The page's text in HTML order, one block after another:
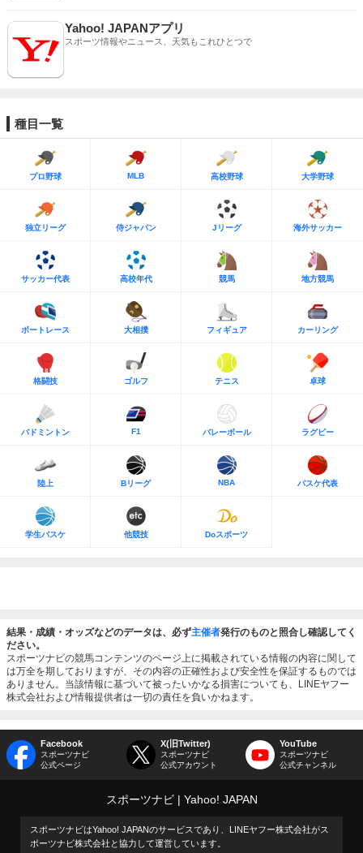
Yahoo! JAPANアプリ
スポーツ情報やニュース、天気もこれひとつで
種目一覧
プロ野球 MLB 高校野球 大学野球
独立リーグ 侍ジャパン Jリーグ 海外サッカー
サッカー代表 高校年代 競馬 地方競馬
ボートレース 大相撲 フィギュア カーリング
格闘技 ゴルフ テニス 卓球
バドミントン F1 バレーボール ラグビー
陸上 Bリーグ NBA バスケ代表
学生バスケ 他競技 Doスポーツ
結果・成績・オッズなどのデータは、必ず主催者発行のものと照合し確認してく
ださい。
スポーツナビの競馬コンテンツのページ上に掲載されている情報の内容に関して
は万全を期しておりますが、その内容の正確性および安全性を保証するものでは
ありません。当該情報に基づいて被ったいかなる損害についても、LINEヤフー
株式会社および情報提供者は一切の責任を負いかねます。
Facebook
スポーツナビ
公式ページ
X(旧Twitter)
スポーツナビ
公式アカウント
YouTube
スポーツナビ
公式チャンネル
スポーツナビ Yahoo! JAPAN
スポーツナビはYahoo! JAPANのサービスであり、LINEヤフー株式会社がス
ポーツナビ株式会社と協力して運営しています。